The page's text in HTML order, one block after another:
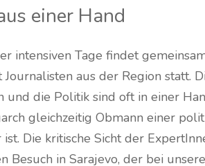
einer Hand
intensiven Tage findet
aus der Region statt.
und die Politik sind oft in einer
gleichzeitig Obmann einer
Die kritische Sicht der
Besuch in Sarajevo, der bei